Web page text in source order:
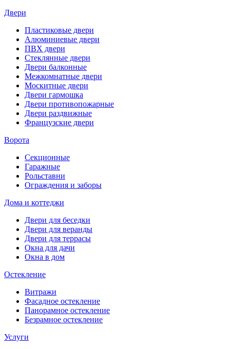
Двери
Пластиковые двери
Алюминиевые двери
ПВХ двери
Стеклянные двери
Двери балконные
Межкомнатные двери
Москитные двери
Двери гармошка
Двери противопожарные
Двери раздвижные
Французские двери
Ворота
Секционные
Гаражные
Рольставни
Ограждения и заборы
Дома и коттеджи
Двери для беседки
Двери для веранды
Двери для террасы
Окна для дачи
Окна в дом
Остекление
Витражи
Фасадное остекление
Панорамное остекление
Безрамное остекление
Услуги